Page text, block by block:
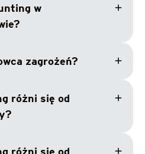
w
add
zagrożeń? add
różni się od
add
różni się od
add